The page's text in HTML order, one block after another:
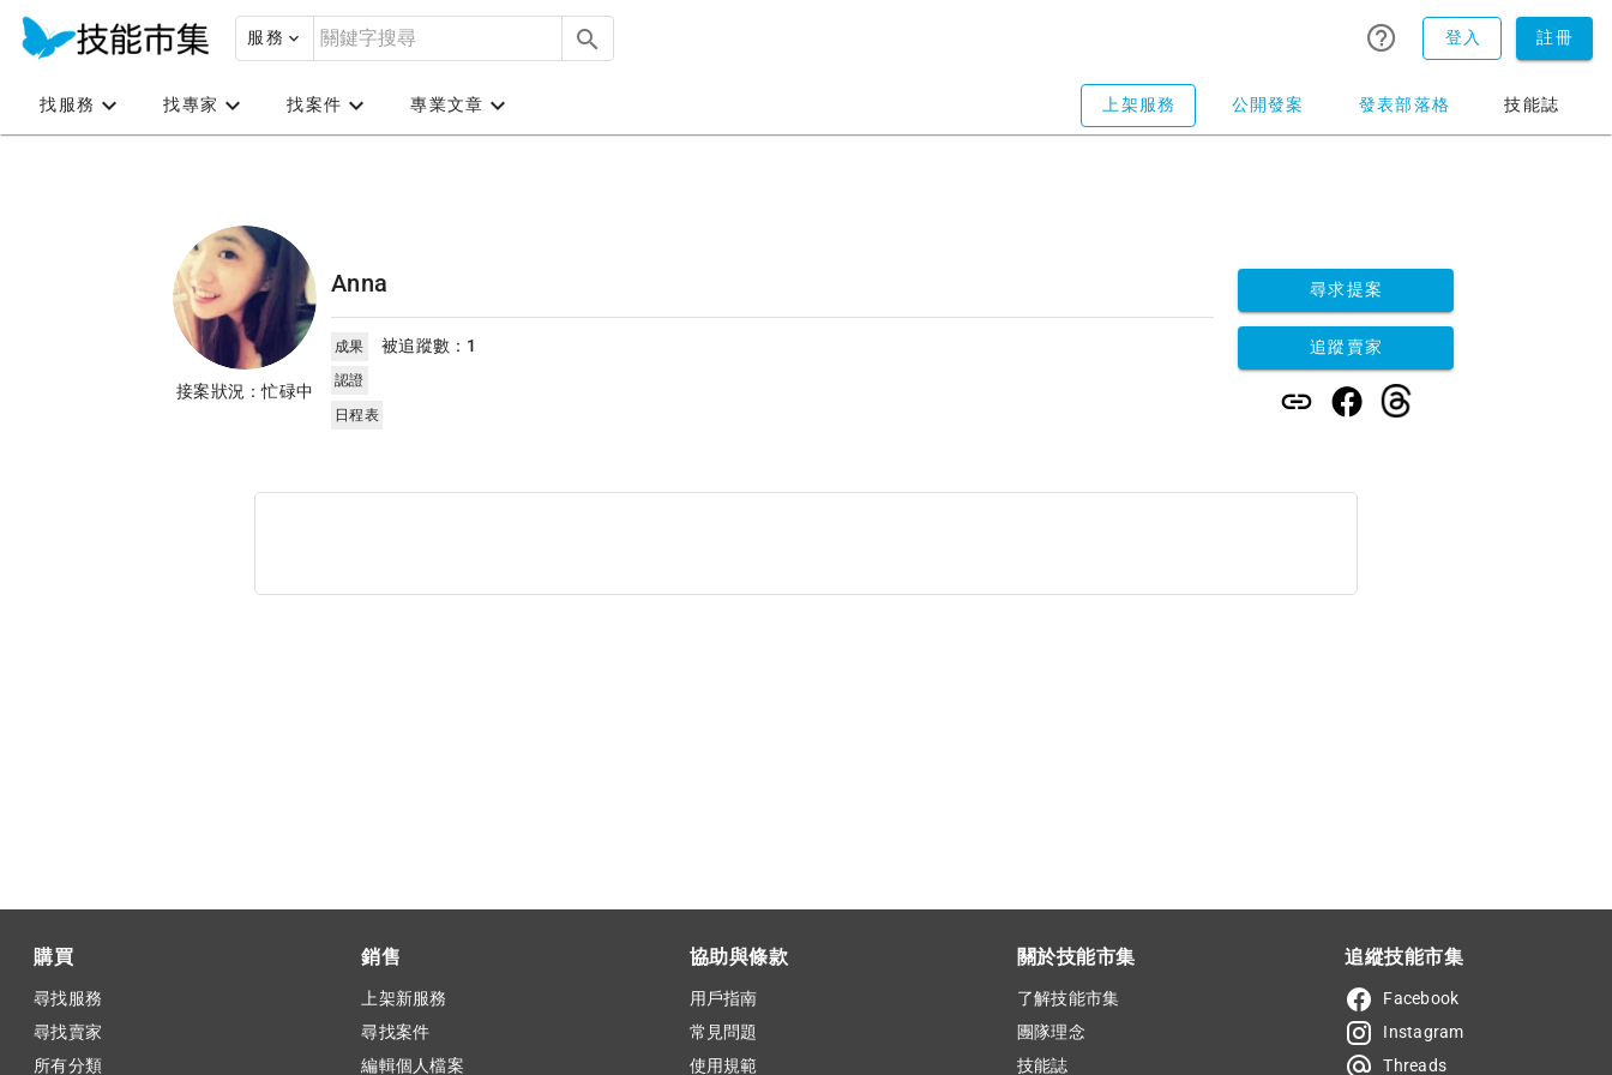
服務 登入 註冊
找服務 找專家 找案件 專業文章 上架服務 公開發案 發表部落格 技能誌
接案狀況：忙碌中
Anna
成果 被追蹤數： 1
認證
日程表
尋求提案
追蹤賣家
購買
尋找服務
尋找賣家
所有分類
銷售
上架新服務
尋找案件
編輯個人檔案
協助與條款
用戶指南
常見問題
使用規範
關於技能市集
了解技能市集
團隊理念
技能誌
追縱技能市集
Facebook
Instagram
Threads